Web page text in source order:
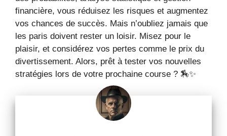
financière, vous réduisez les risques et augmentez
vos chances de succès. Mais n’oubliez jamais que
les paris doivent rester un loisir. Misez pour le
plaisir, et considérez vos pertes comme le prix du
divertissement. Alors, prêt à tester vos nouvelles
stratégies lors de votre prochaine course ? 🏇✨